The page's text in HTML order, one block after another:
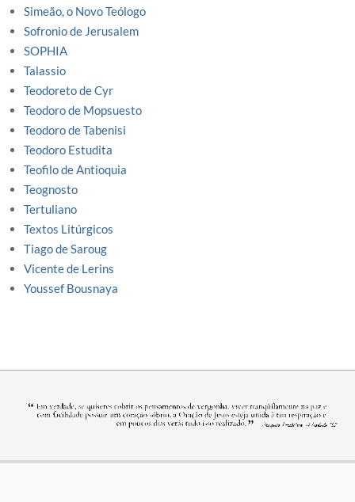
Simeão, o Novo Teólogo
Sofronio de Jerusalem
SOPHIA
Talassio
Teodoreto de Cyr
Teodoro de Mopsuesto
Teodoro de Tabenisi
Teodoro Estudita
Teofilo de Antioquia
Teognosto
Tertuliano
Textos Litúrgicos
Tiago de Saroug
Vicente de Lerins
Youssef Bousnaya